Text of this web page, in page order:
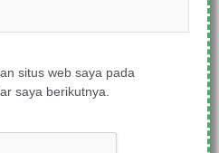
situs web saya pada
saya berikutnya.